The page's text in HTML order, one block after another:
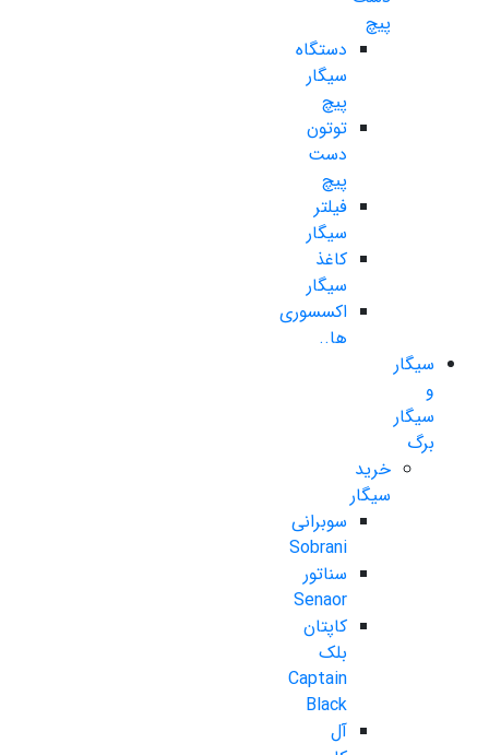
پیچ
دستگاه
سیگار
پیچ
توتون
دست
پیچ
فیلتر
سیگار
کاغذ
سیگار
اکسسوری
ها..
سیگار
و
سیگار
برگ
خرید
سیگار
سوبرانی
Sobrani
سناتور
Senaor
کاپتان
بلک
Captain
Black
آل